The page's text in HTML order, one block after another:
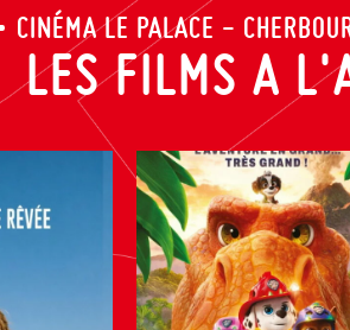
CINÉMA LE PALACE -
LES FILMS A